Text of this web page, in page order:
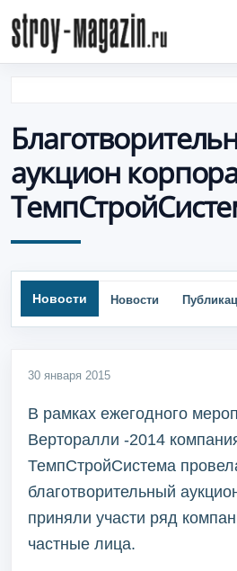
аукцион
Новости Новости
30 января 2015
В рамках ежегодного
Верторалли -2014
ТемпСтройСистема
благотворительный
приняли участи ряд
частные лица.